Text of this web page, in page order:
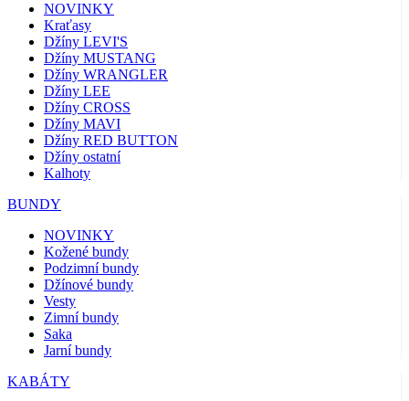
NOVINKY
Kraťasy
Džíny LEVI'S
Džíny MUSTANG
Džíny WRANGLER
Džíny LEE
Džíny CROSS
Džíny MAVI
Džíny RED BUTTON
Džíny ostatní
Kalhoty
BUNDY
NOVINKY
Kožené bundy
Podzimní bundy
Džínové bundy
Vesty
Zimní bundy
Saka
Jarní bundy
KABÁTY